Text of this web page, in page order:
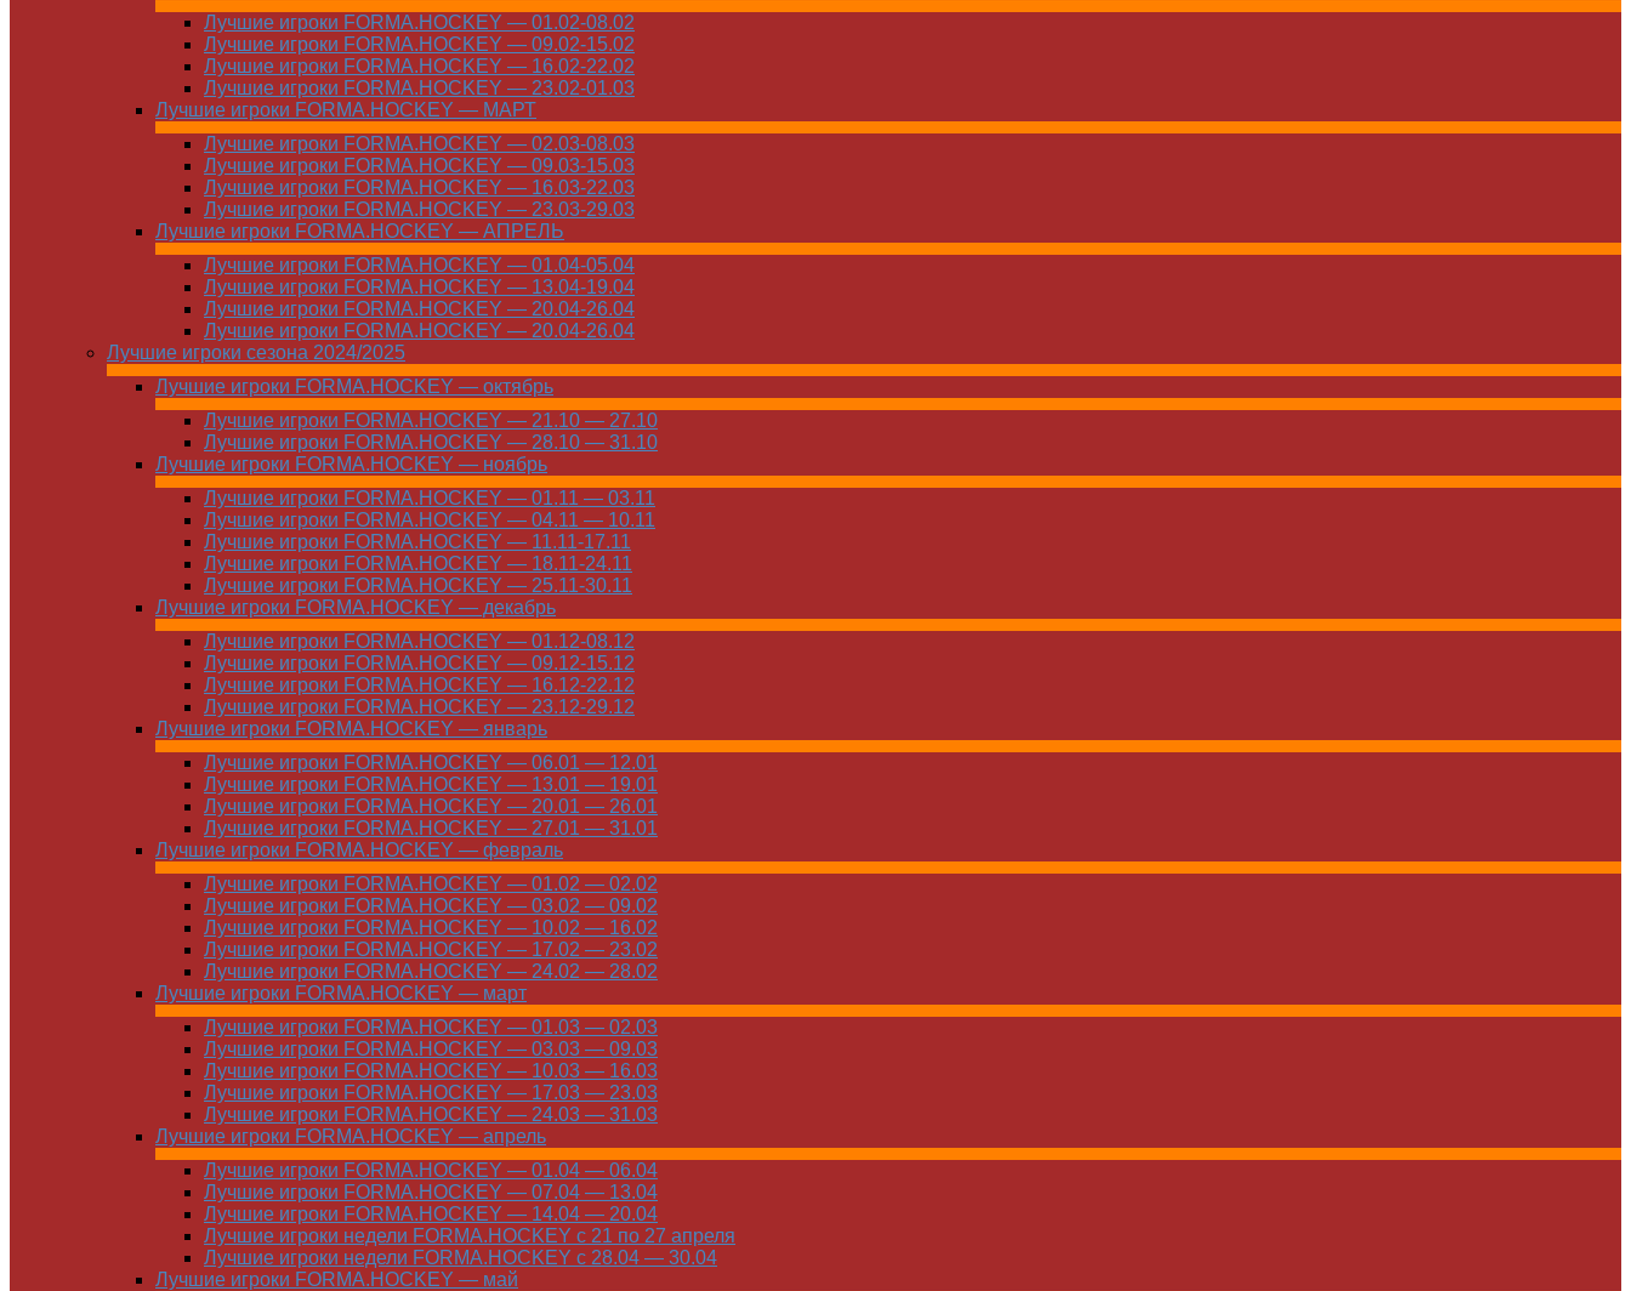
Лучшие игроки FORMA.HOCKEY — 01.02-08.02
Лучшие игроки FORMA.HOCKEY — 09.02-15.02
Лучшие игроки FORMA.HOCKEY — 16.02-22.02
Лучшие игроки FORMA.HOCKEY — 23.02-01.03
Лучшие игроки FORMA.HOCKEY — МАРТ
Лучшие игроки FORMA.HOCKEY — 02.03-08.03
Лучшие игроки FORMA.HOCKEY — 09.03-15.03
Лучшие игроки FORMA.HOCKEY — 16.03-22.03
Лучшие игроки FORMA.HOCKEY — 23.03-29.03
Лучшие игроки FORMA.HOCKEY — АПРЕЛЬ
Лучшие игроки FORMA.HOCKEY — 01.04-05.04
Лучшие игроки FORMA.HOCKEY — 13.04-19.04
Лучшие игроки FORMA.HOCKEY — 20.04-26.04
Лучшие игроки FORMA.HOCKEY — 20.04-26.04
Лучшие игроки сезона 2024/2025
Лучшие игроки FORMA.HOCKEY — октябрь
Лучшие игроки FORMA.HOCKEY — 21.10 — 27.10
Лучшие игроки FORMA.HOCKEY — 28.10 — 31.10
Лучшие игроки FORMA.HOCKEY — ноябрь
Лучшие игроки FORMA.HOCKEY — 01.11 — 03.11
Лучшие игроки FORMA.HOCKEY — 04.11 — 10.11
Лучшие игроки FORMA.HOCKEY — 11.11-17.11
Лучшие игроки FORMA.HOCKEY — 18.11-24.11
Лучшие игроки FORMA.HOCKEY — 25.11-30.11
Лучшие игроки FORMA.HOCKEY — декабрь
Лучшие игроки FORMA.HOCKEY — 01.12-08.12
Лучшие игроки FORMA.HOCKEY — 09.12-15.12
Лучшие игроки FORMA.HOCKEY — 16.12-22.12
Лучшие игроки FORMA.HOCKEY — 23.12-29.12
Лучшие игроки FORMA.HOCKEY — январь
Лучшие игроки FORMA.HOCKEY — 06.01 — 12.01
Лучшие игроки FORMA.HOCKEY — 13.01 — 19.01
Лучшие игроки FORMA.HOCKEY — 20.01 — 26.01
Лучшие игроки FORMA.HOCKEY — 27.01 — 31.01
Лучшие игроки FORMA.HOCKEY — февраль
Лучшие игроки FORMA.HOCKEY — 01.02 — 02.02
Лучшие игроки FORMA.HOCKEY — 03.02 — 09.02
Лучшие игроки FORMA.HOCKEY — 10.02 — 16.02
Лучшие игроки FORMA.HOCKEY — 17.02 — 23.02
Лучшие игроки FORMA.HOCKEY — 24.02 — 28.02
Лучшие игроки FORMA.HOCKEY — март
Лучшие игроки FORMA.HOCKEY — 01.03 — 02.03
Лучшие игроки FORMA.HOCKEY — 03.03 — 09.03
Лучшие игроки FORMA.HOCKEY — 10.03 — 16.03
Лучшие игроки FORMA.HOCKEY — 17.03 — 23.03
Лучшие игроки FORMA.HOCKEY — 24.03 — 31.03
Лучшие игроки FORMA.HOCKEY — апрель
Лучшие игроки FORMA.HOCKEY — 01.04 — 06.04
Лучшие игроки FORMA.HOCKEY — 07.04 — 13.04
Лучшие игроки FORMA.HOCKEY — 14.04 — 20.04
Лучшие игроки недели FORMA.HOCKEY с 21 по 27 апреля
Лучшие игроки недели FORMA.HOCKEY с 28.04 — 30.04
Лучшие игроки FORMA.HOCKEY — май